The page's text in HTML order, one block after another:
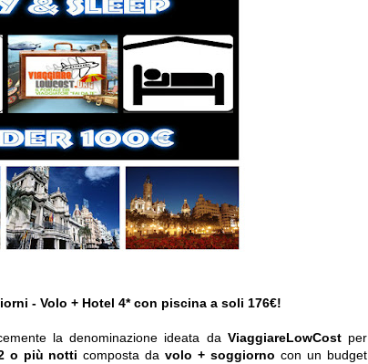
- Volo + Hotel 4* con piscina a soli 176€!
la denominazione ideata da ViaggiareLowCostper
o più notticomposta davolo + soggiorno con un budget